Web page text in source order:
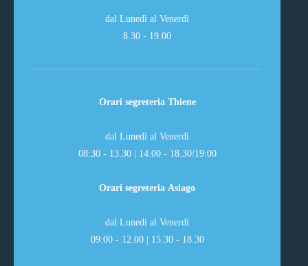
dal Lunedì al Venerdì
8.30 - 19.00
Orari segreteria Thiene
dal Lunedì al Venerdì
08:30 - 13.30 | 14.00 - 18.30/19:00
Orari segreteria Asiago
dal Lunedì al Venerdì
09:00 - 12.00 | 15.30 - 18.30